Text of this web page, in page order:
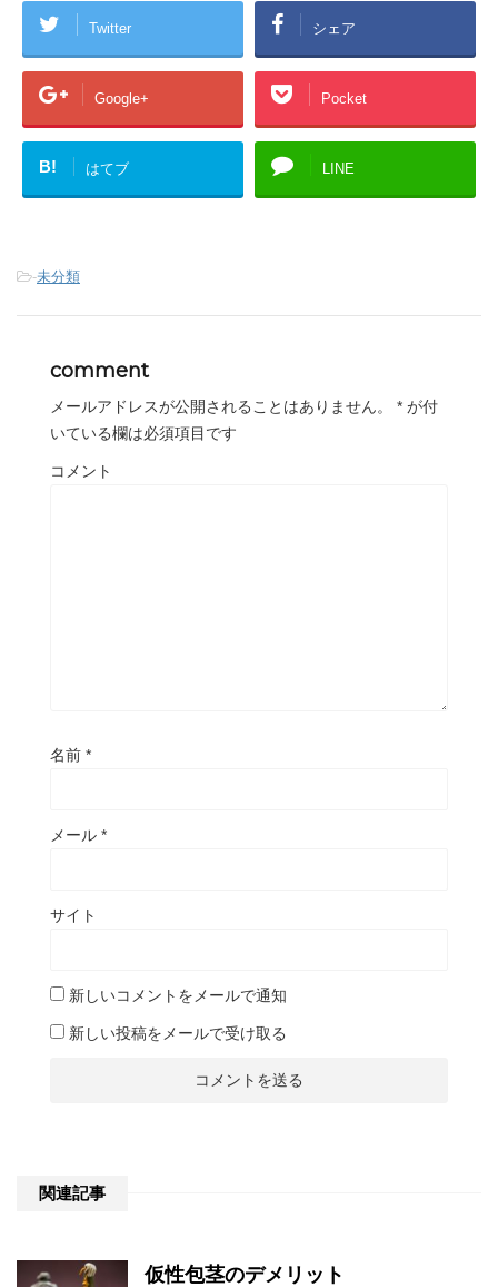
Twitter シェア
Google+ Pocket
B! はてブ LINE
-未分類
comment
メールアドレスが公開されることはありません。 * が付
いている欄は必須項目です
コメント
名前 *
メール *
サイト
新しいコメントをメールで通知
新しい投稿をメールで受け取る
関連記事
仮性包茎のデメリット